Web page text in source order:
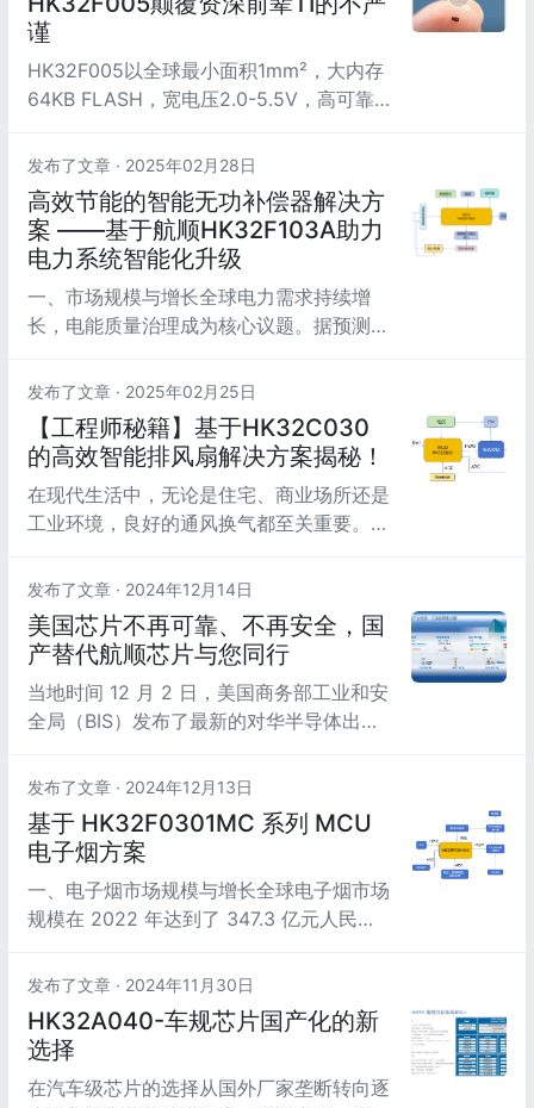
亿元。其中，电钻作为核心品类，占据重要
市场份额，尤其在建筑、工业制造、家庭装
修等领域...
谨
HK32F005以全球最小面积1mm²，大内存
64KB FLASH，宽电压2.0-5.5V，高可靠
耗颠覆32位MCU市场格局，惊叹资深前辈
TI发布“全球面积最小MCU”不严谨。
发布了文章 · 2025年02月28日
高效节能的智能无功补偿器解决方
案 ——基于航顺HK32F103A助力
电力系统智能化升级
一、市场规模与增长全球电力需求持续增
长，电能质量治理成为核心议题。据预测，
299亿美元，年复合增长率约4.5%。中国作
为全球最大的电力消费国，智能无功补偿市
场增速显著，尤其在工业自动化、新能源发
电（如风电、光伏）及市政电网改造领域需
求激增。2024年中国智能无功补偿器市场
规...
发布了文章 · 2025年02月25日
【工程师秘籍】基于HK32C030
的高效智能排风扇解决方案揭秘！
在现代生活中，无论是住宅、商业场所还是
工业环境，良好的通风换气都至关重要。随
众视野，而基于 HK32C030 的智能排风扇
解决方案更是以其独特的优势，为市场带来
了全新的机遇。
发布了文章 · 2024年12月14日
美国芯片不再可靠、不再安全，国
产替代航顺芯片与您同行
当地时间 12 月 2 日，美国商务部工业和安
全局（BIS）发布了最新的对华半导体出口
“实体清单”。涉及半导体制造设备、电子设
计自动化工具等多个种类的半导体产品，并
新增对 HBM（高带宽内存）等的限制、修
改了先进 DRAM IC（动态随机存储芯片）
的定义。12 月 3 日傍晚，中国半导体行...
发布了文章 · 2024年12月13日
基于 HK32F0301MC 系列 MCU
电子烟方案
一、电子烟市场规模与增长全球电子烟市场
规模在 2022 年达到了 347.3 亿元人民
市场规模年复合增长率接近 27.05%。中国
市场在 2022 年的电子烟产值达到 625.4
亿元人民币，同比增长 8.1%，2015 年至
2022 年复合增长率接近 29.41%。 二、电
子烟市场分布全球电子烟需求主要集中在
发布了文章 · 2024年11月30日
HK32A040-车规芯片国产化的新
选择
在汽车级芯片的选择从国外厂家垄断转向逐